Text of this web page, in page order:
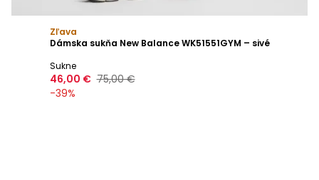
Zľava
Dámska sukňa New Balance WK51551GYM – sivé
Sukne
46,00 € 75,00 €
-39%